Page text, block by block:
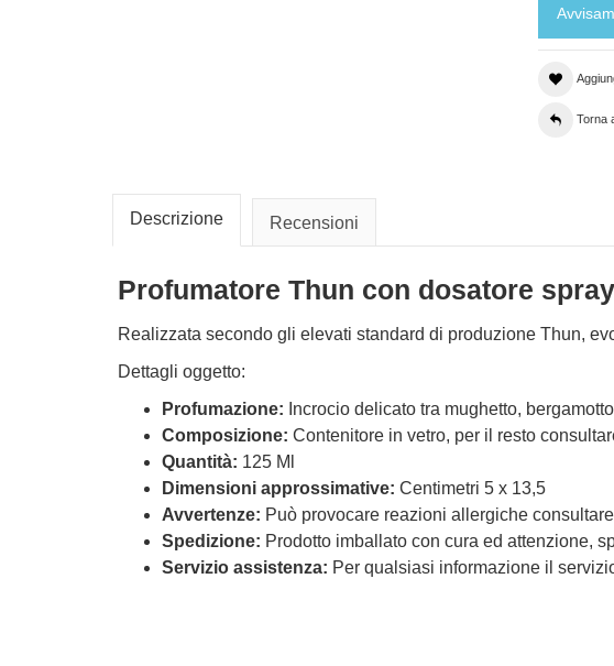
Torna
Descrizione Recensioni
Profumatore Thun con dosatore spray
Realizzata secondo gli elevati standard di produzione Thun,
Dettagli oggetto:
Profumazione: Incrocio delicato tra mughetto,
Composizione: Contenitore in vetro, per il resto
Quantità: 125 Ml
Dimensioni approssimative: Centimetri 5 x 13,5
Avvertenze: Può provocare reazioni allergiche
Spedizione: Prodotto imballato con cura ed attenzione,
Servizio assistenza: Per qualsiasi informazione il